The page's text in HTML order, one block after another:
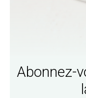
Abonnez-